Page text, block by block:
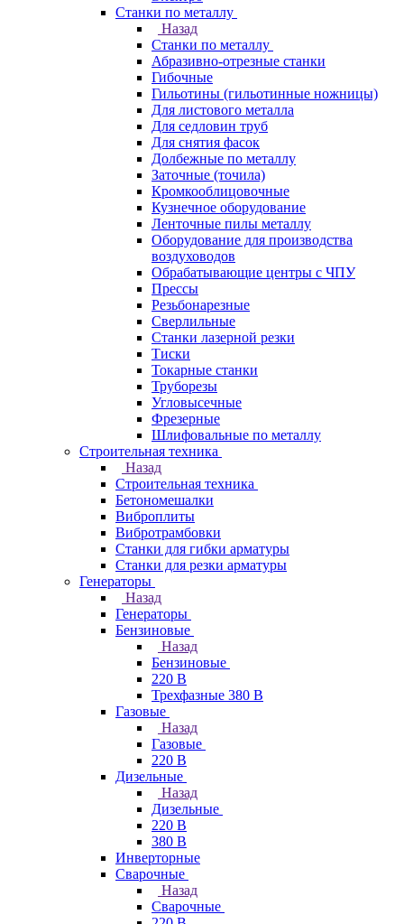
Станки по металлу
Назад
Станки по металлу
Абразивно-отрезные станки
Гибочные
Гильотины (гильотинные ножницы)
Для листового металла
Для седловин труб
Для снятия фасок
Долбежные по металлу
Заточные (точила)
Кромкооблицовочные
Кузнечное оборудование
Ленточные пилы металлу
Оборудование для производства
воздуховодов
Обрабатывающие центры с ЧПУ
Прессы
Резьбонарезные
Сверлильные
Станки лазерной резки
Тиски
Токарные станки
Труборезы
Угловысечные
Фрезерные
Шлифовальные по металлу
Строительная техника
Назад
Строительная техника
Бетономешалки
Виброплиты
Вибротрамбовки
Станки для гибки арматуры
Станки для резки арматуры
Генераторы
Назад
Генераторы
Бензиновые
Назад
Бензиновые
220 В
Трехфазные 380 В
Газовые
Назад
Газовые
220 В
Дизельные
Назад
Дизельные
220 В
380 В
Инверторные
Сварочные
Назад
Сварочные